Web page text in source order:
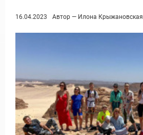
16.04.2023 Автор — Илона Крыжановская